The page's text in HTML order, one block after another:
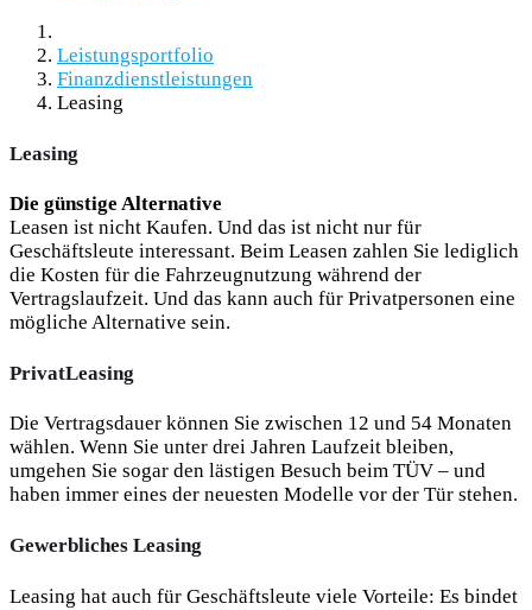
Leistungsportfolio
Finanzdienstleistungen
Leasing
Leasing
Die günstige Alternative
Leasen ist nicht Kaufen. Und das ist nicht nur für
Geschäftsleute interessant. Beim Leasen zahlen Sie lediglich
die Kosten für die Fahrzeugnutzung während der
Vertragslaufzeit. Und das kann auch für Privatpersonen eine
mögliche Alternative sein.
PrivatLeasing
Die Vertragsdauer können Sie zwischen 12 und 54 Monaten
wählen. Wenn Sie unter drei Jahren Laufzeit bleiben,
umgehen Sie sogar den lästigen Besuch beim TÜV – und
haben immer eines der neuesten Modelle vor der Tür stehen.
Gewerbliches Leasing
Leasing hat auch für Geschäftsleute viele Vorteile: Es bindet